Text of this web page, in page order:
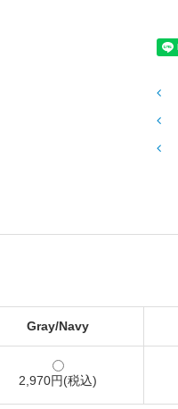
Gray/Navy
2,970円(税込)